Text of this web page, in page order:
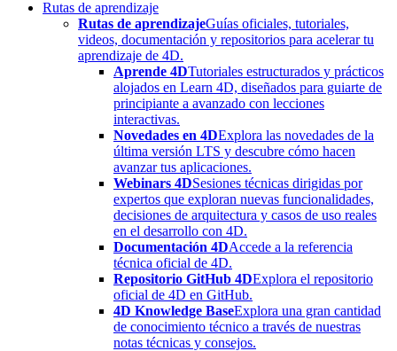
Rutas de aprendizaje
Rutas de aprendizajeGuías oficiales, tutoriales,
videos, documentación y repositorios para acelerar tu
aprendizaje de 4D.
Aprende 4DTutoriales estructurados y prácticos
alojados en Learn 4D, diseñados para guiarte de
principiante a avanzado con lecciones
interactivas.
Novedades en 4DExplora las novedades de la
última versión LTS y descubre cómo hacen
avanzar tus aplicaciones.
Webinars 4DSesiones técnicas dirigidas por
expertos que exploran nuevas funcionalidades,
decisiones de arquitectura y casos de uso reales
en el desarrollo con 4D.
Documentación 4DAccede a la referencia
técnica oficial de 4D.
Repositorio GitHub 4DExplora el repositorio
oficial de 4D en GitHub.
4D Knowledge BaseExplora una gran cantidad
de conocimiento técnico a través de nuestras
notas técnicas y consejos.